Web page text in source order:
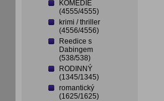
KOMEDIE
(4555/4555)
krimi / thriller
(4556/4556)
Reedice s
Dabingem
(538/538)
RODINNÝ
(1345/1345)
romantický
(1625/1625)